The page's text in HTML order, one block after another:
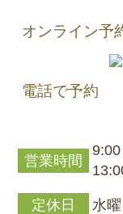
オンライン予
電話で予約
営業時間
定休日 水